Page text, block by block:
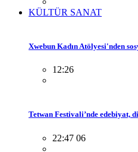
KÜLTÜR SANAT
Xwebun Kadın Atölyesi'nden
12:26
Tetwan Festivali’nde edebiyat,
22:47 06